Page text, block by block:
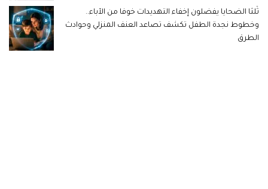
ثُلثا الضحايا يفضلون إخفاء التهديدات خوفا من الآباء..
وخطوط نجدة الطفل تكشف تصاعد العنف المنزلي وحوادث
الطرق